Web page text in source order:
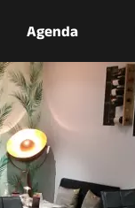
Agenda